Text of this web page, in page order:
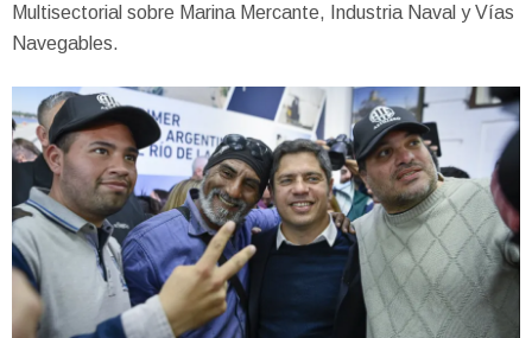
Multisectorial sobre Marina Mercante, Industria Naval y Vías
Navegables.